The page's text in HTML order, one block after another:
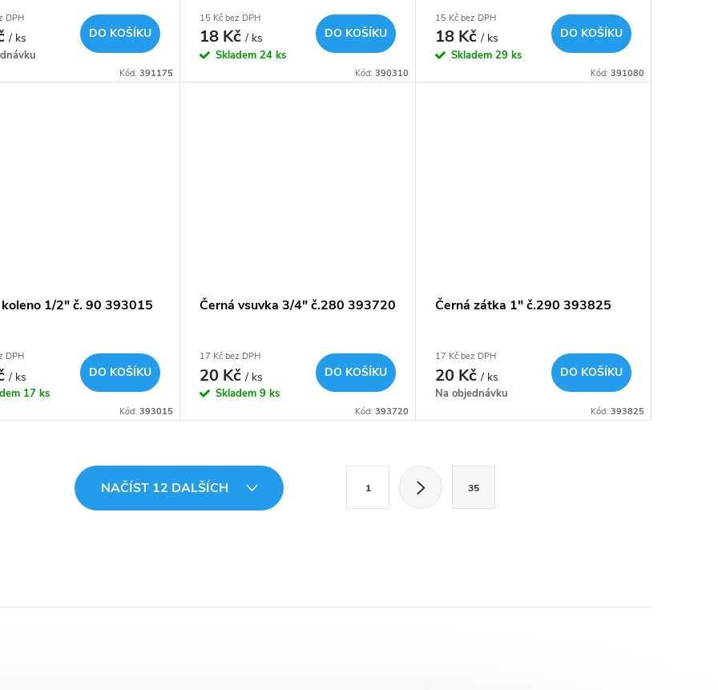
DPH
/ ks DO KOŠÍKU
Kód: 391175
15 Kč bez DPH
18 Kč/ ks
Skladem 24 ks
DO KOŠÍKU
Kód: 390310
15 Kč bez DPH
18 Kč/ ks
Skladem 29 ks
DO KOŠÍKU
Kód: 391080
koleno 1/2" č. 90 393015
DPH
/ ks
17 ks
DO KOŠÍKU
Kód: 393015
Černá vsuvka 3/4" č.280 393720
17 Kč bez DPH
20 Kč/ ks
Skladem 9 ks
DO KOŠÍKU
Kód: 393720
Černá zátka 1" č.290 393825
17 Kč bez DPH
20 Kč/ ks
Na objednávku
DO KOŠÍKU
Kód: 393825
NAČÍST 12 DALŠÍCH
k
1 35